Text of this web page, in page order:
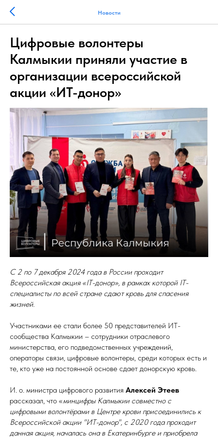
Новости
Цифровые волонтеры
Калмыкии приняли участие в
организации всероссийской
акции «ИТ-донор»
С 2 по 7 декабря 2024 года в России проходит
Всероссийская акция «IT-донор», в рамках которой IT-
специалисты по всей стране сдают кровь для спасения
жизней.
Участниками ее стали более 50 представителей ИТ-
сообщества Калмыкии – сотрудники отраслевого
министерства, его подведомственных учреждений,
операторы связи, цифровые волонтеры, среди которых есть и
те, кто уже на постоянной основе сдает донорскую кровь.
И. о. министра цифрового развития Алексей Этеев
рассказал, что «минцифры Калмыкии совместно с
цифровыми волонтёрами в Центре крови присоединились к
Всероссийской акции "ИТ-донор", с 2020 года проходит
данная акция, началась она в Екатеринбурге и приобрела